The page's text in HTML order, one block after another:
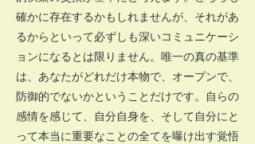
確かに存在するかもしれませんが、それがあ
るからといって必ずしも深いコミュニケーシ
ョンになるとは限りません。唯一の真の基準
は、あなたがどれだけ本物で、オープンで、
防御的でないかということだけです。自らの
感情を感じて、自分自身を、そして自分にと
って本当に重要なことの全てを曝け出す覚悟